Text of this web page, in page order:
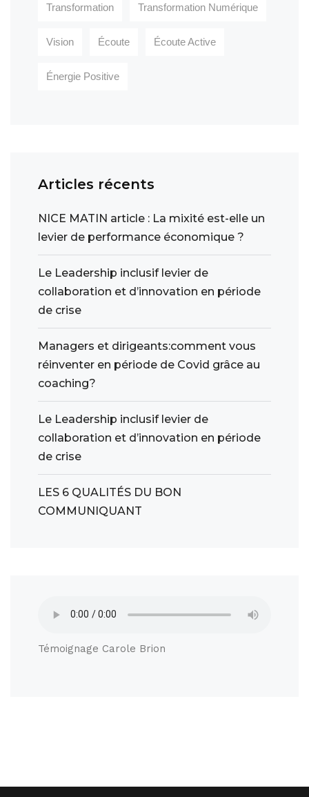
Transformation Transformation Numérique
Vision Écoute Écoute Active
Énergie Positive
Articles récents
NICE MATIN article : La mixité est-elle un
levier de performance économique ?
Le Leadership inclusif levier de
collaboration et d’innovation en période
de crise
Managers et dirigeants:comment vous
réinventer en période de Covid grâce au
coaching?
Le Leadership inclusif levier de
collaboration et d’innovation en période
de crise
LES 6 QUALITÉS DU BON
COMMUNIQUANT
Témoignage Carole Brion